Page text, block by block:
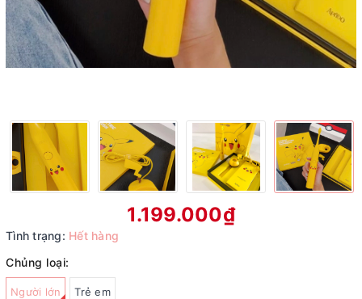
1.199.000₫
Tình trạng: Hết hàng
Chủng loại:
Người lớn Trẻ em